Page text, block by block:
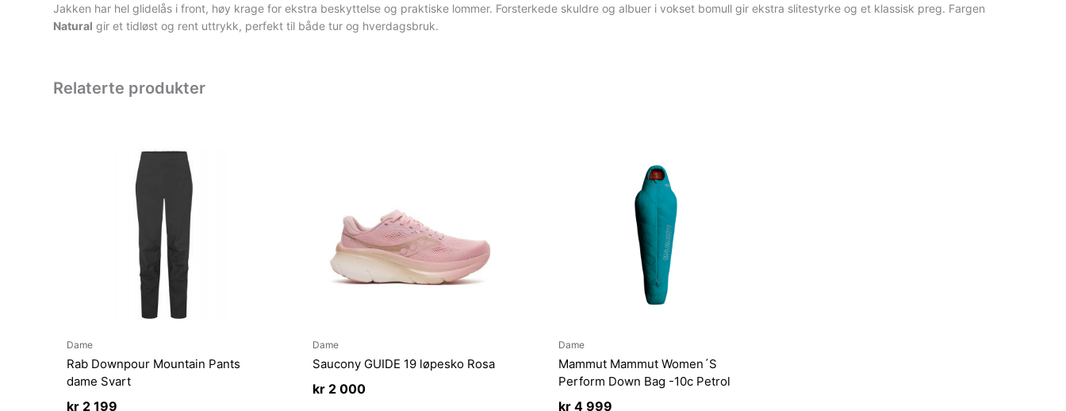
Jakken har hel glidelås i front, høy krage for ekstra beskyttelse og praktiske lommer. Forsterkede skuldre og albuer i vokset bomull gir ekstra slitestyrke og et klassisk preg. Fargen
Natural gir et tidløst og rent uttrykk, perfekt til både tur og hverdagsbruk.
Relaterte produkter
Dame
Rab Downpour Mountain Pants
dame Svart
kr 2 199
Dame
Saucony GUIDE 19 løpesko Rosa
kr2 000
Dame
Mammut Mammut Women´S
Perform Down Bag -10c Petrol
kr4 999